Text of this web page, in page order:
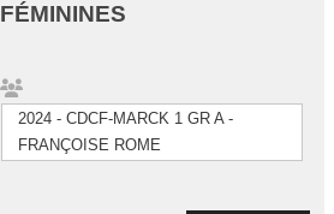
FÉMININES
2024 - CDCF-MARCK 1 GR A -
FRANÇOISE ROME